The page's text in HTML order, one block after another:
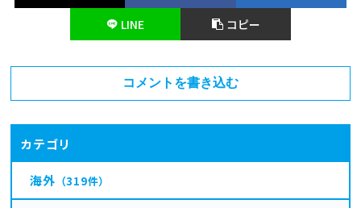
LINE
コピー
コメントを書き込む
カテゴリ
海外 （319件）